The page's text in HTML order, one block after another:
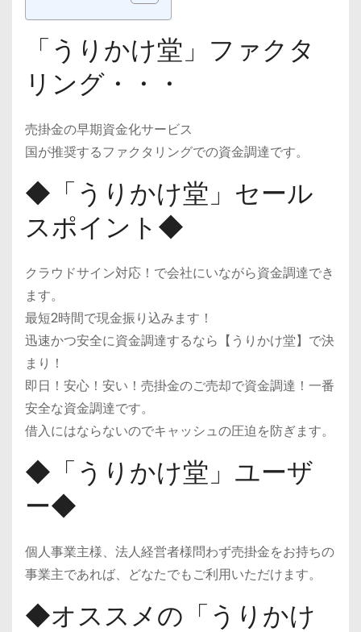
「うりかけ堂」ファクタ
リング・・・
売掛金の早期資金化サービス
国が推奨するファクタリングでの資金調達です。
◆「うりかけ堂」セール
スポイント◆
クラウドサイン対応！で会社にいながら資金調達でき
ます。
最短2時間で現金振り込みます！
迅速かつ安全に資金調達するなら【うりかけ堂】で決
まり！
即日！安心！安い！売掛金のご売却で資金調達！一番
安全な資金調達です。
借入にはならないのでキャッシュの圧迫を防ぎます。
◆「うりかけ堂」ユーザ
ー◆
個人事業主様、法人経営者様問わず売掛金をお持ちの
事業主であれば、どなたでもご利用いただけます。
◆オススメの「うりかけ